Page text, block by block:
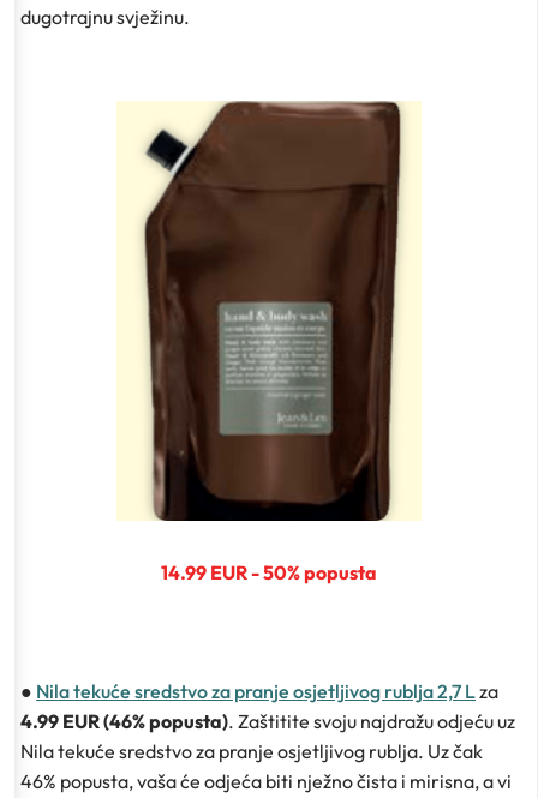
dugotrajnu svježinu.
14.99 EUR - 50% popusta
● Nila tekuće sredstvo za pranje osjetljivog rublja 2,7 Lza
4.99 EUR (46% popusta). Zaštitite svoju najdražu odjeću uz
Nila tekuće sredstvo za pranje osjetljivog rublja. Uz čak
46% popusta, vaša će odjeća biti nježno čista i mirisna, a vi